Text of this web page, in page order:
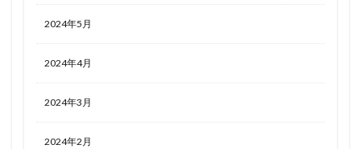
2024年5月
2024年4月
2024年3月
2024年2月